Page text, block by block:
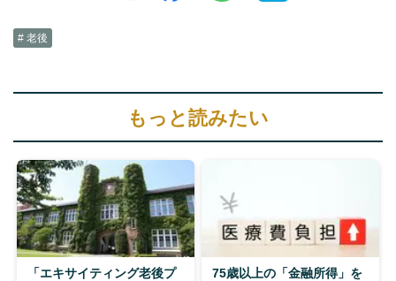
# 老後
もっと読みたい
「エキサイティング老後プ
75歳以上の「金融所得」を